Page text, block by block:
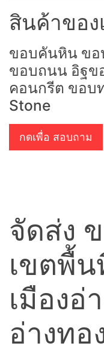
สินค้าของ
ขอบคันหิน ขอ
ขอบถนน อิฐ
คอนกรีต ขอบ
Stone
กดเพื่อ สอบถาม
จัดส่ง
เขตพื้
เมืองอ่
อ่างทอ